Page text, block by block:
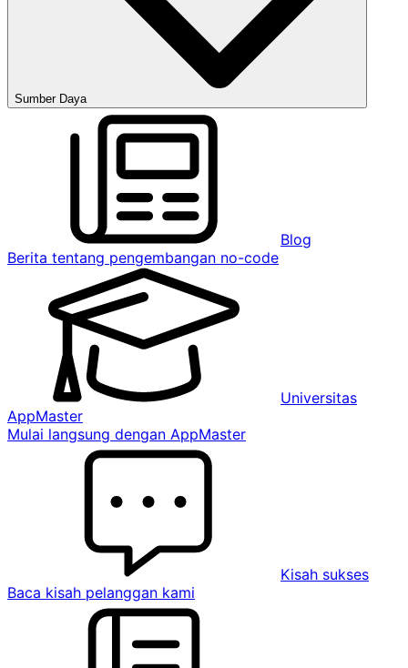
Sumber Daya
Blog
Berita tentang pengembangan no-code
Universitas
AppMaster
Mulai langsung dengan AppMaster
Kisah sukses
Baca kisah pelanggan kami